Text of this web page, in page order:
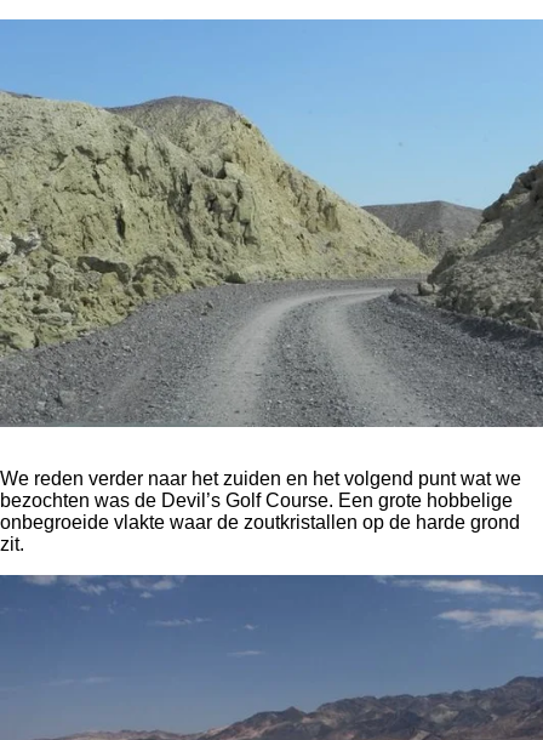
We reden verder naar het zuiden en het volgend punt wat we
bezochten was de Devil’s Golf Course. Een grote hobbelige
onbegroeide vlakte waar de zoutkristallen op de harde grond
zit.